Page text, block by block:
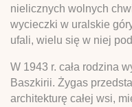
nielicznych wolnych
wycieczki w uralskie
ufali, wielu się w niej
W 1943 r. cała rodzina
Baszkirii. Żygas
architekturę całej wsi,